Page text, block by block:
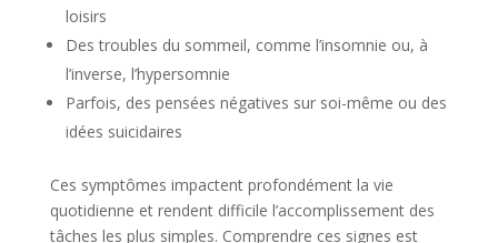
loisirs
Des troubles du sommeil, comme l’insomnie ou, à
l’inverse, l’hypersomnie
Parfois, des pensées négatives sur soi-même ou des
idées suicidaires
Ces symptômes impactent profondément la vie
quotidienne et rendent difficile l’accomplissement des
tâches les plus simples. Comprendre ces signes est